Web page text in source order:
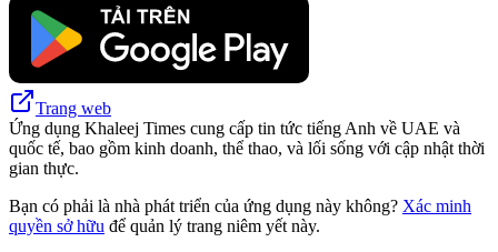
Trang web
Ứng dụng Khaleej Times cung cấp tin tức tiếng Anh về UAE và
quốc tế, bao gồm kinh doanh, thể thao, và lối sống với cập nhật thời
gian thực.
Bạn có phải là nhà phát triển của ứng dụng này không? Xác minh
quyền sở hữu để quản lý trang niêm yết này.